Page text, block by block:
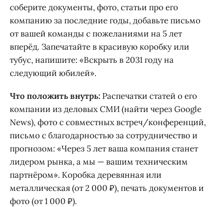
соберите документы, фото, статьи про его
компанию за последние годы, добавьте письмо
от вашей команды с пожеланиями на 5 лет
вперёд. Запечатайте в красивую коробку или
тубус, напишите: «Вскрыть в 2031 году на
следующий юбилей».
Что положить внутрь: Распечатки статей о его
компании из деловых СМИ (найти через Google
News), фото с совместных встреч/конференций,
письмо с благодарностью за сотрудничество и
прогнозом: «Через 5 лет ваша компания станет
лидером рынка, а мы — вашим техническим
партнёром». Коробка деревянная или
металлическая (от 2 000 ₽), печать документов и
фото (от 1 000 ₽).